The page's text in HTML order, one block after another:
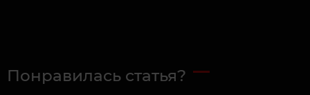
Понравилась статья?